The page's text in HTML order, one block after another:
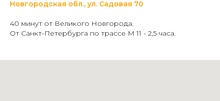
Новгородская обл., ул. Садовая 70
40 минут от Великого Новгорода.
От Санкт-Петербурга по трассе М 11 - 2,5 часа.